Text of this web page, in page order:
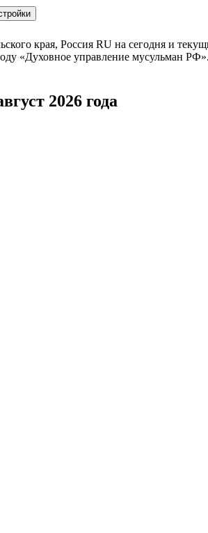
края, Россия RU на сегодня и
«Духовное управление мусульман
2026 года